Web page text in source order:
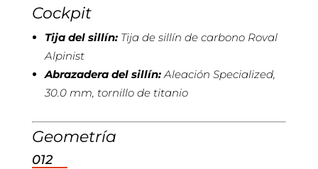
Cockpit
Tija del sillín:Tija de sillín de carbono Roval
Alpinist
Abrazadera del sillín:Aleación Specialized,
30.0 mm, tornillo de titanio
Geometría
012